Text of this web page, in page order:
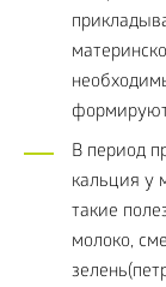
В период
кальция у
такие
молоко,